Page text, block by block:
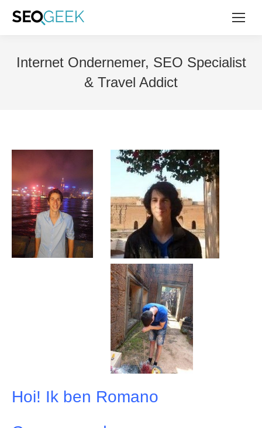
Internet Ondernemer, SEO Specialist
& Travel Addict
Hoi! Ik ben Romano